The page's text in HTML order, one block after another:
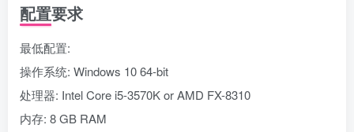
配置要求
最低配置:
操作系统: Windows 10 64-bit
处理器: Intel Core i5-3570K or AMD FX-8310
内存: 8 GB RAM